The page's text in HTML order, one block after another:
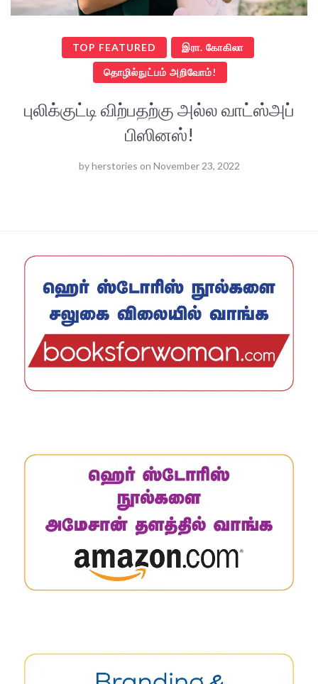
TOP FEATURED இரா. கோகிலா
தொழில்நுட்பம் அறிவோம்!
புலிக்குட்டி விற்பதற்கு அல்ல வாட்ஸ்அப்
பிஸினஸ்!
byherstories on November 23, 2022